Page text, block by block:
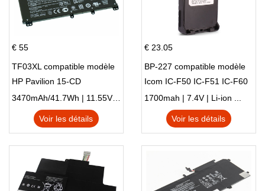
€ 55
TF03XL compatible modèle
HP Pavilion 15-CD
3470mAh/41.7Wh | 11.55V | Li-ion ...
Voir les détails
€ 23.05
BP-227 compatible modèle
Icom IC-F50 IC-F51 IC-F60
IC-F61 IC-M87
1700mah | 7.4V | Li-ion ...
Voir les détails